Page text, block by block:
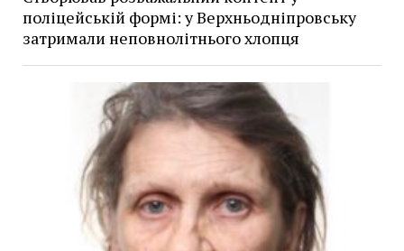
поліцейській формі: у Верхньодніпровську
затримали неповнолітнього хлопця